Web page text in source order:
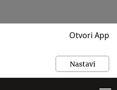
Otvori App
Nastavi